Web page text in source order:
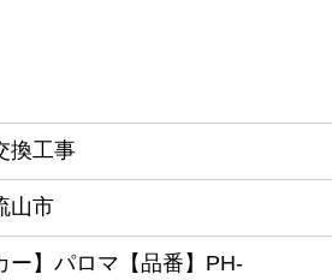
換工事
山市
ー】パロマ【品番】PH-